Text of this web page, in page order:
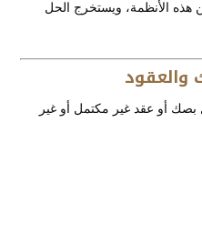
الأنظمة، ويستخرج الحل
بصك أو عقد غير مكتمل أو غير